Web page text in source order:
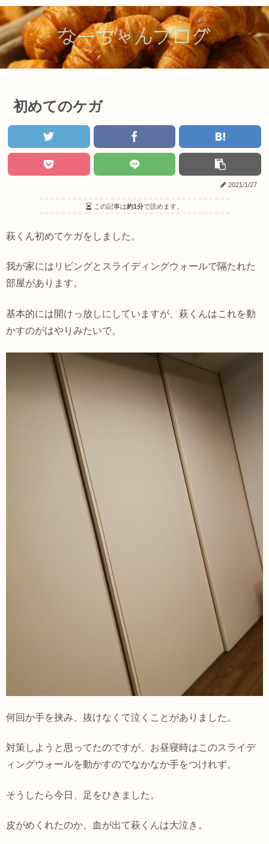
初めてのケガ
2021/1/27
この記事は約1分で読めます。
萩くん初めてケガをしました。
我が家にはリビングとスライディングウォールで隔たれた
部屋があります。
基本的には開けっ放しにしていますが、萩くんはこれを動
かすのがはやりみたいで。
何回か手を挟み、抜けなくて泣くことがありました。
対策しようと思ってたのですが、お昼寝時はこのスライデ
ィングウォールを動かすのでなかなか手をつけれず。
そうしたら今日、足をひきました。
皮がめくれたのか、血が出て萩くんは大泣き。